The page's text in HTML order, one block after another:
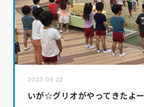
2023.09.22
いが☆グリオがやってきたよー